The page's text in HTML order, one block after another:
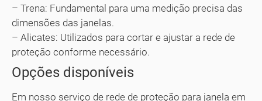
– Trena: Fundamental para uma medição precisa das
dimensões das janelas.
– Alicates: Utilizados para cortar e ajustar a rede de
proteção conforme necessário.
Opções disponíveis
Em nosso serviço de rede de proteção para janela em